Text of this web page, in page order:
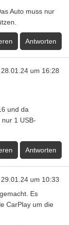
Auto muss nur
Antworten
28.01.24 um 16:28
und da
1 USB-
Antworten
29.01.24 um 10:33
Es
CarPlay um die